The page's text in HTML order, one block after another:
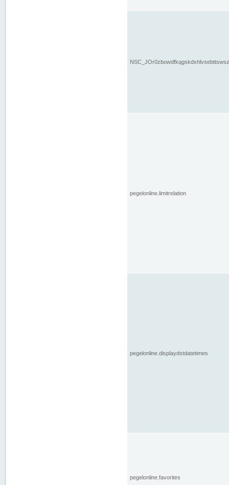
pegelonline.limitrelation
pegelonline.displaydstdatetimes
pegelonline.favorites